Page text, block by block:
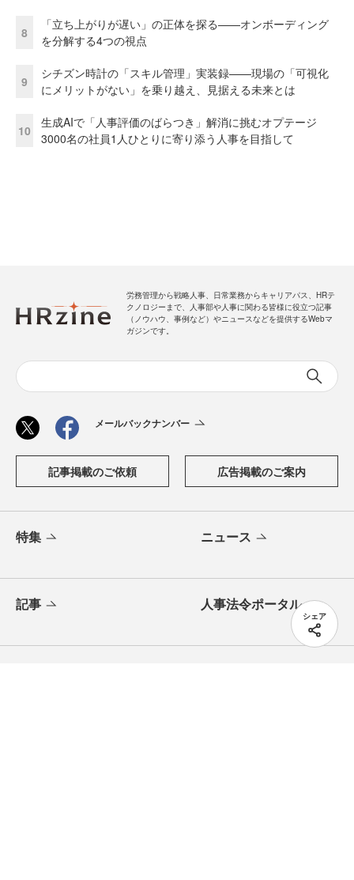
シェア
8
「立ち上がりが遅い」の正体を探る——オンボーディング
を分解する4つの視点
9
シチズン時計の「スキル管理」実装録——現場の「可視化
にメリットがない」を乗り越え、見据える未来とは
10
生成AIで「人事評価のばらつき」解消に挑むオプテージ
3000名の社員1人ひとりに寄り添う人事を目指して
労務管理から戦略人事、日常業務からキャリアパス、HRテ
クノロジーまで、人事部や人事に関わる皆様に役立つ記事
（ノウハウ、事例など）やニュースなどを提供するWebマ
ガジンです。
メールバックナンバー
記事掲載のご依頼 広告掲載のご案内
特集 ニュース
記事 人事法令ポータル